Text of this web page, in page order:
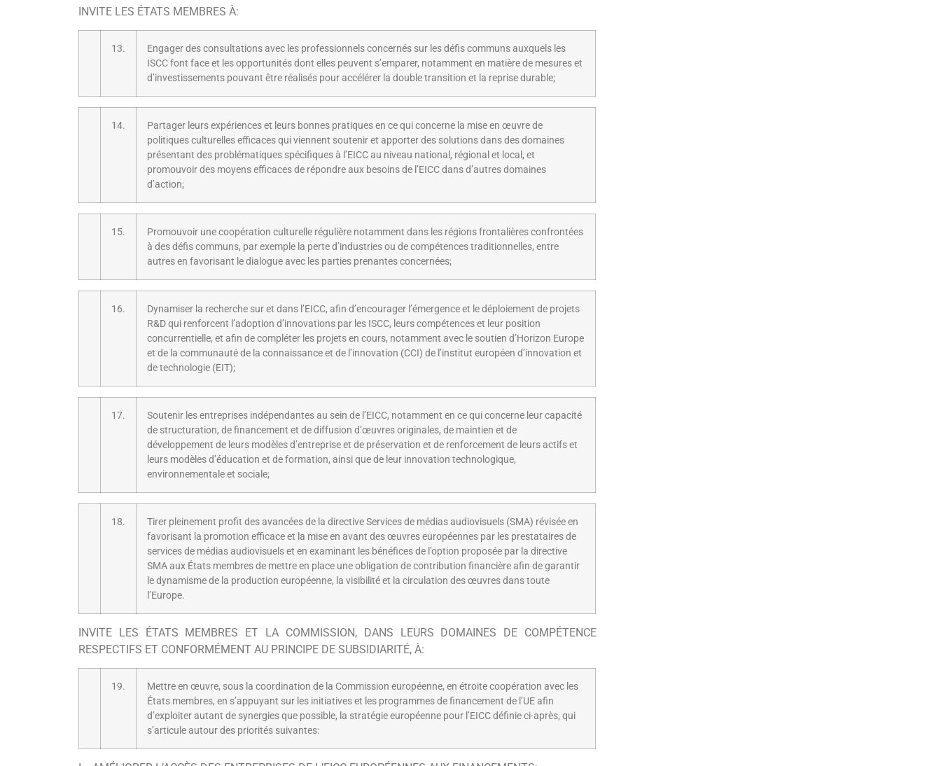
INVITE LES ÉTATS MEMBRES À:
13.
Engager des consultations avec les professionnels concernés sur les défis communs auxquels les
ISCC font face et les opportunités dont elles peuvent s’emparer, notamment en matière de mesures et
d’investissements pouvant être réalisés pour accélérer la double transition et la reprise durable;
14.
Partager leurs expériences et leurs bonnes pratiques en ce qui concerne la mise en œuvre de
politiques culturelles efficaces qui viennent soutenir et apporter des solutions dans des domaines
présentant des problématiques spécifiques à l’EICC au niveau national, régional et local, et
promouvoir des moyens efficaces de répondre aux besoins de l’EICC dans d’autres domaines
d’action;
15.
Promouvoir une coopération culturelle régulière notamment dans les régions frontalières confrontées
à des défis communs, par exemple la perte d’industries ou de compétences traditionnelles, entre
autres en favorisant le dialogue avec les parties prenantes concernées;
16.
Dynamiser la recherche sur et dans l’EICC, afin d’encourager l’émergence et le déploiement de projets
R&D qui renforcent l’adoption d’innovations par les ISCC, leurs compétences et leur position
concurrentielle, et afin de compléter les projets en cours, notamment avec le soutien d’Horizon Europe
et de la communauté de la connaissance et de l’innovation (CCI) de l’institut européen d’innovation et
de technologie (EIT);
17.
Soutenir les entreprises indépendantes au sein de l’EICC, notamment en ce qui concerne leur capacité
de structuration, de financement et de diffusion d’œuvres originales, de maintien et de
développement de leurs modèles d’entreprise et de préservation et de renforcement de leurs actifs et
leurs modèles d’éducation et de formation, ainsi que de leur innovation technologique,
environnementale et sociale;
18.
Tirer pleinement profit des avancées de la directive Services de médias audiovisuels (SMA) révisée en
favorisant la promotion efficace et la mise en avant des œuvres européennes par les prestataires de
services de médias audiovisuels et en examinant les bénéfices de l’option proposée par la directive
SMA aux États membres de mettre en place une obligation de contribution financière afin de garantir
le dynamisme de la production européenne, la visibilité et la circulation des œuvres dans toute
l’Europe.
INVITE LES ÉTATS MEMBRES ET LA COMMISSION, DANS LEURS DOMAINES DE COMPÉTENCE
RESPECTIFS ET CONFORMÉMENT AU PRINCIPE DE SUBSIDIARITÉ, À:
19.
Mettre en œuvre, sous la coordination de la Commission européenne, en étroite coopération avec les
États membres, en s’appuyant sur les initiatives et les programmes de financement de l’UE afin
d’exploiter autant de synergies que possible, la stratégie européenne pour l’EICC définie ci-après, qui
s’articule autour des priorités suivantes: